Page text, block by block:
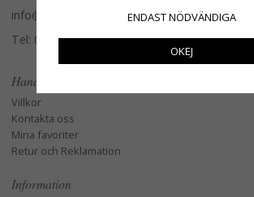
info@glasverandan.se
Tel: 079-3495968
Handla
Villkor
Kontakta oss
Mina favoriter
Retur och Reklamation
Information
ENDAST NÖDVÄNDIGA
OKEJ